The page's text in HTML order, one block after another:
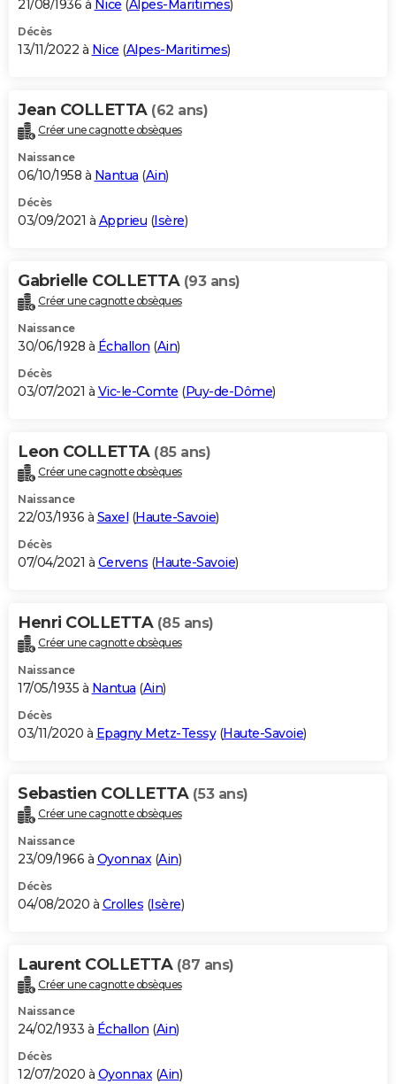
21/08/1936 à Nice (Alpes-Maritimes)
Décès
13/11/2022 à Nice (Alpes-Maritimes)
Jean COLLETTA (62 ans)
Créer une cagnotte obsèques
Naissance
06/10/1958 à Nantua (Ain)
Décès
03/09/2021 à Apprieu (Isère)
Gabrielle COLLETTA (93 ans)
Créer une cagnotte obsèques
Naissance
30/06/1928 à Échallon (Ain)
Décès
03/07/2021 à Vic-le-Comte (Puy-de-Dôme)
Leon COLLETTA (85 ans)
Créer une cagnotte obsèques
Naissance
22/03/1936 à Saxel (Haute-Savoie)
Décès
07/04/2021 à Cervens (Haute-Savoie)
Henri COLLETTA (85 ans)
Créer une cagnotte obsèques
Naissance
17/05/1935 à Nantua (Ain)
Décès
03/11/2020 à Epagny Metz-Tessy(Haute-Savoie)
Sebastien COLLETTA (53 ans)
Créer une cagnotte obsèques
Naissance
23/09/1966 à Oyonnax (Ain)
Décès
04/08/2020 à Crolles (Isère)
Laurent COLLETTA (87 ans)
Créer une cagnotte obsèques
Naissance
24/02/1933 à Échallon (Ain)
Décès
12/07/2020 à Oyonnax(Ain)